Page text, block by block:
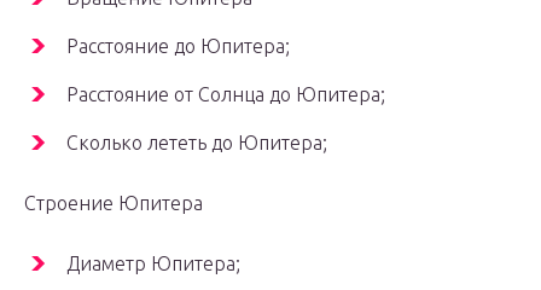
Расстояние до Юпитера;
Расстояние от Солнца до Юпитера;
Сколько лететь до Юпитера;
Строение Юпитера
Диаметр Юпитера;